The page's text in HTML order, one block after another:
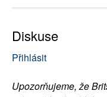
Diskuse
Přihlásit
Upozorňujeme, že